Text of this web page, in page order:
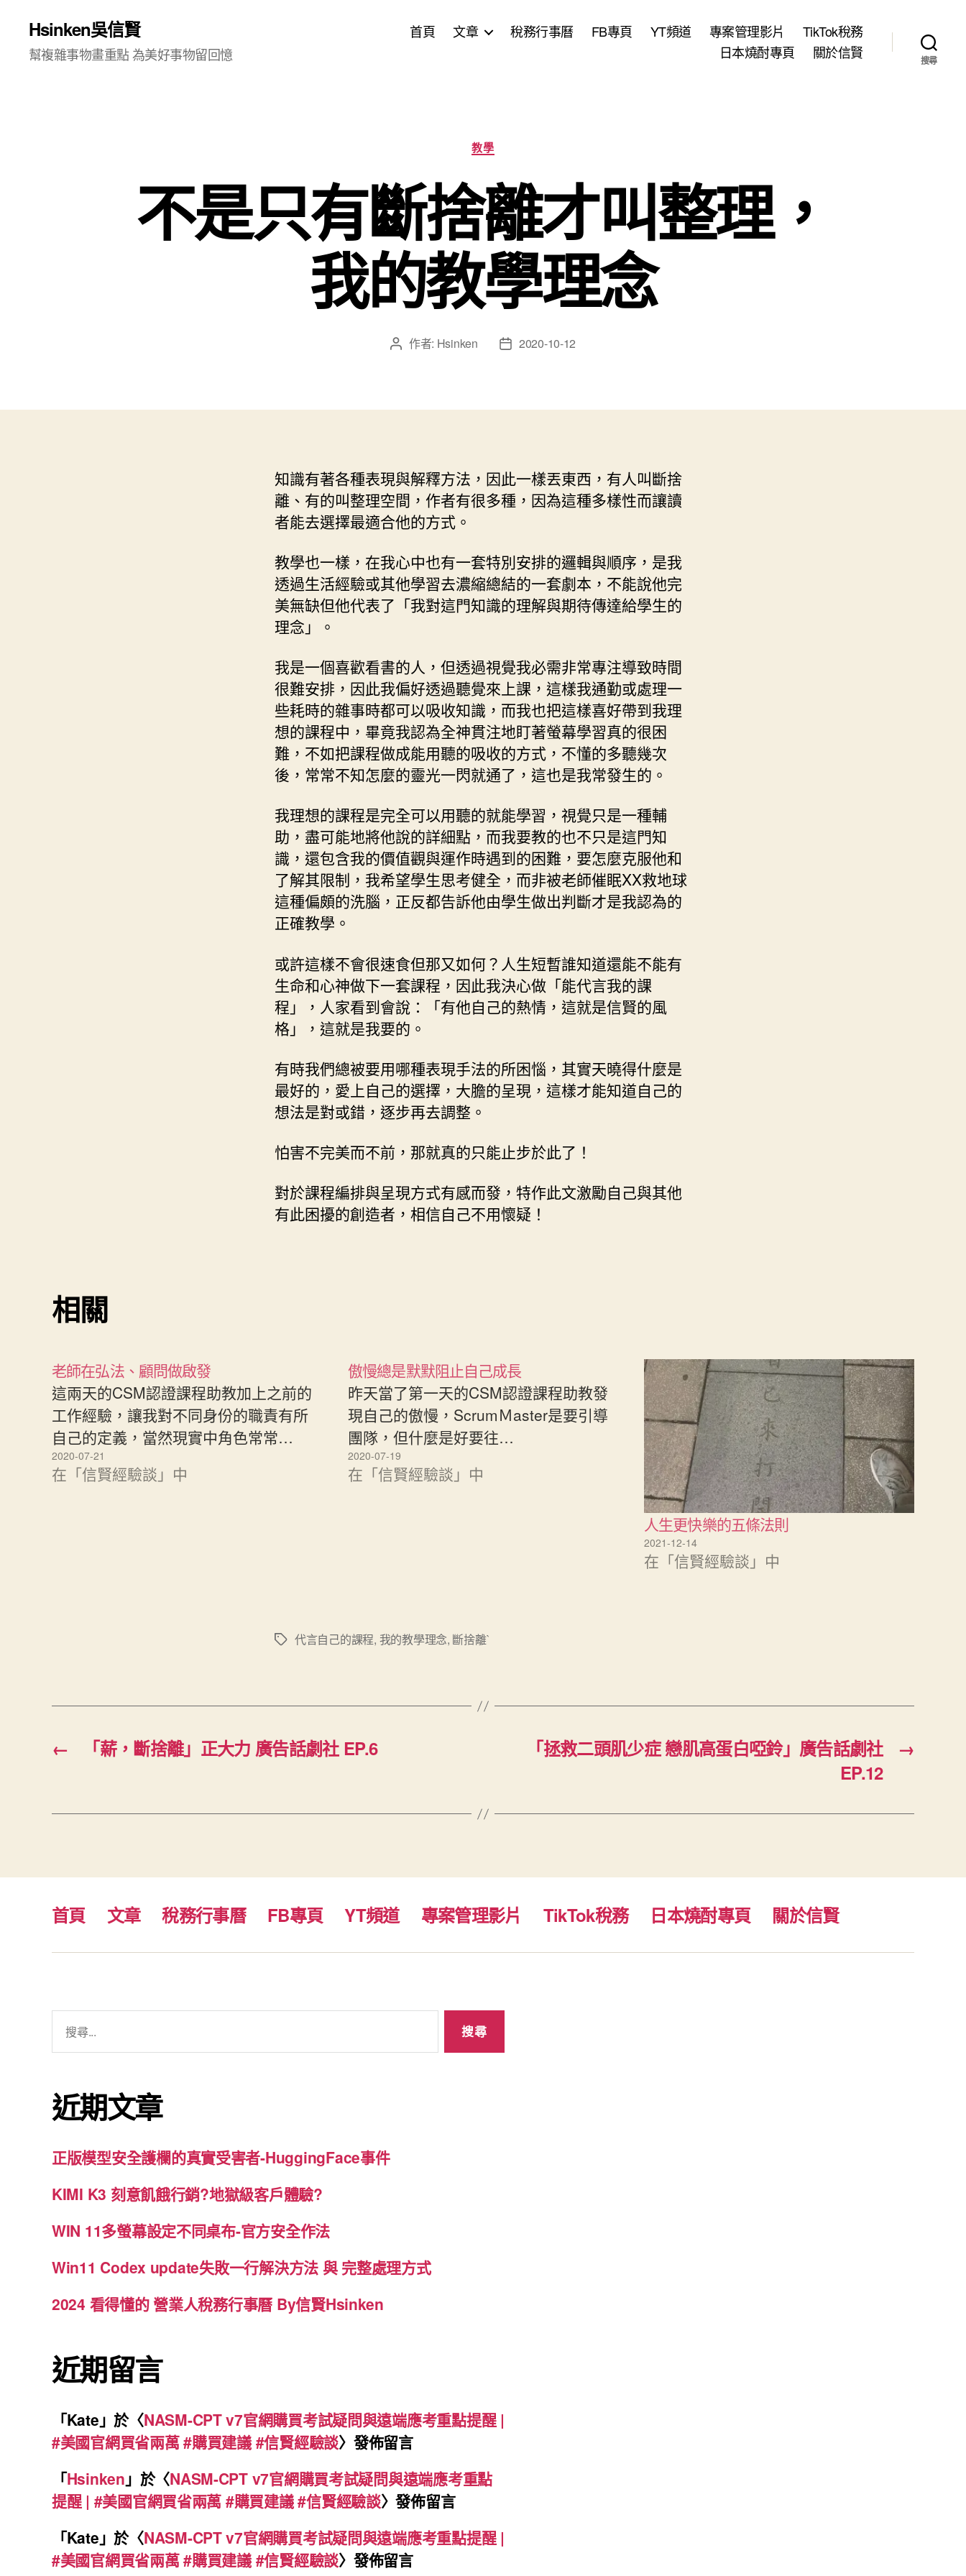
Hsinken吳信賢
幫複雜事物畫重點 為美好事物留回憶
首頁 文章 稅務行事曆 FB專頁 YT頻道 專案管理影片
TikTok稅務
日本燒酎專頁
關於信賢 搜尋
分
類
教學
不是只有斷捨離才叫整理，
我的教學理念
文 作者: Hsinken
文
日
2020-10-12
知識有著各種表現與解釋方法，因此一樣丟東西，有人叫斷捨
離、有的叫整理空間，作者有很多種，因為這種多樣性而讓讀
者能去選擇最適合他的方式。
教學也一樣，在我心中也有一套特別安排的邏輯與順序，是我
透過生活經驗或其他學習去濃縮總結的一套劇本，不能說他完
美無缺但他代表了「我對這門知識的理解與期待傳達給學生的
理念」。
我是一個喜歡看書的人，但透過視覺我必需非常專注導致時間
很難安排，因此我偏好透過聽覺來上課，這樣我通勤或處理一
些耗時的雜事時都可以吸收知識，而我也把這樣喜好帶到我理
想的課程中，畢竟我認為全神貫注地盯著螢幕學習真的很困
難，不如把課程做成能用聽的吸收的方式，不懂的多聽幾次
後，常常不知怎麼的靈光一閃就通了，這也是我常發生的。
我理想的課程是完全可以用聽的就能學習，視覺只是一種輔
助，盡可能地將他說的詳細點，而我要教的也不只是這門知
識，還包含我的價值觀與運作時遇到的困難，要怎麼克服他和
了解其限制，我希望學生思考健全，而非被老師催眠XX救地球
這種偏頗的洗腦，正反都告訴他由學生做出判斷才是我認為的
正確教學。
或許這樣不會很速食但那又如何？人生短暫誰知道還能不能有
生命和心神做下一套課程，因此我決心做「能代言我的課
程」，人家看到會說：「有他自己的熱情，這就是信賢的風
格」，這就是我要的。
有時我們總被要用哪種表現手法的所困惱，其實天曉得什麼是
最好的，愛上自己的選擇，大膽的呈現，這樣才能知道自己的
想法是對或錯，逐步再去調整。
怕害不完美而不前，那就真的只能止步於此了！
對於課程編排與呈現方式有感而發，特作此文激勵自己與其他
有此困擾的創造者，相信自己不用懷疑！
相關
老師在弘法、顧問做啟發
這兩天的CSM認證課程助教加上之前的
工作經驗，讓我對不同身份的職責有所
自己的定義，當然現實中角色常常…
2020-07-21
在「信賢經驗談」中
傲慢總是默默阻止自己成長
昨天當了第一天的CSM認證課程助教發
現自己的傲慢，ScrumＭaster是要引導
團隊，但什麼是好要往…
2020-07-19
在「信賢經驗談」中
人生更快樂的五條法則
2021-12-14
在「信賢經驗談」中
標 代言自己的課程, 我的教學理念, 斷捨離`
← 「薪，斷捨離」正大力 廣告話劇社 EP.6 →
「拯救二頭肌少症 戀肌高蛋白啞鈴」廣告話劇社
EP.12
首頁 文章 稅務行事曆 FB專頁 YT頻道 專案管理影片 TikTok稅務 日本燒酎專頁 關於信賢
字:
近期文章
正版模型安全護欄的真實受害者-HuggingFace事件
KIMI K3 刻意飢餓行銷?地獄級客戶體驗?
WIN 11多螢幕設定不同桌布-官方安全作法
Win11 Codex update失敗一行解決方法 與 完整處理方式
2024 看得懂的 營業人稅務行事曆 By信賢Hsinken
近期留言
「Kate 」於〈NASM-CPT v7官網購買考試疑問與遠端應考重點提醒 |
#美國官網買省兩萬 #購買建議 #信賢經驗談〉發佈留言
「Hsinken 」於〈NASM-CPT v7官網購買考試疑問與遠端應考重點
提醒 | #美國官網買省兩萬 #購買建議 #信賢經驗談〉發佈留言
「Kate 」於〈NASM-CPT v7官網購買考試疑問與遠端應考重點提醒 |
#美國官網買省兩萬 #購買建議 #信賢經驗談〉發佈留言